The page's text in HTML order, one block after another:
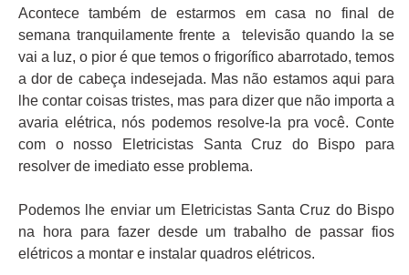
Acontece também de estarmos em casa no final de
semana tranquilamente frente a televisão quando la se
vai a luz, o pior é que temos o frigorífico abarrotado, temos
a dor de cabeça indesejada. Mas não estamos aqui para
lhe contar coisas tristes, mas para dizer que não importa a
avaria elétrica, nós podemos resolve-la pra você. Conte
com o nosso Eletricistas Santa Cruz do Bispo para
resolver de imediato esse problema.
Podemos lhe enviar um Eletricistas Santa Cruz do Bispo
na hora para fazer desde um trabalho de passar fios
elétricos a montar e instalar quadros elétricos.